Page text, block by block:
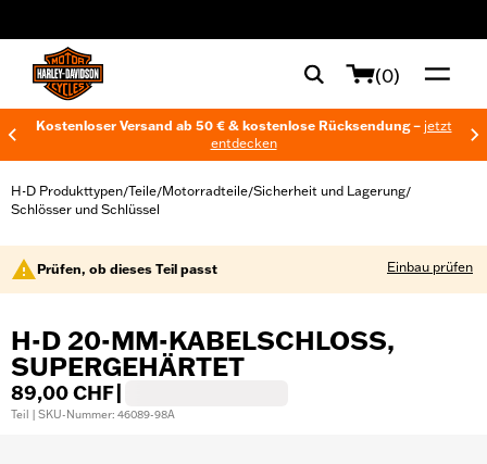
(0)
Kostenloser Versand ab 50 € & kostenlose Rücksendung – jetzt
entdecken
H-D Produkttypen/Teile/Motorradteile/Sicherheit und Lagerung/
Schlösser und Schlüssel
Prüfen, ob dieses Teil passt Einbau prüfen
H-D 20-MM-KABELSCHLOSS,
SUPERGEHÄRTET
89,00 CHF
Teil | SKU-Nummer: 46089-98A